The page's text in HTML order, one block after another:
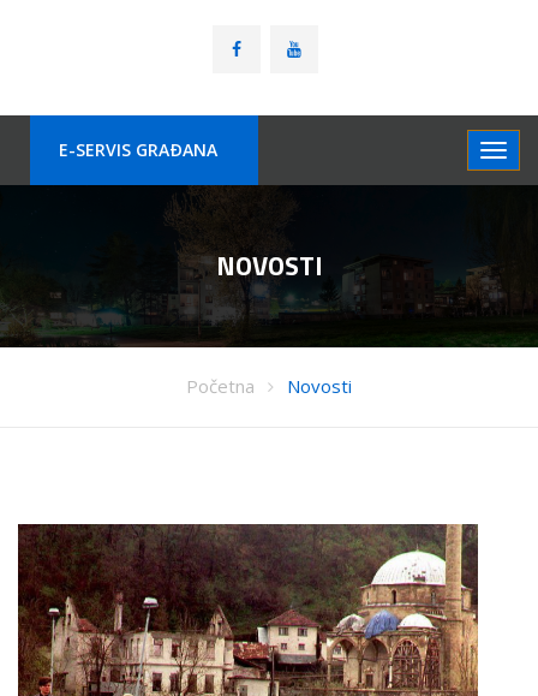
E-SERVIS GRAÐANA
NOVOSTI
Početna Novosti